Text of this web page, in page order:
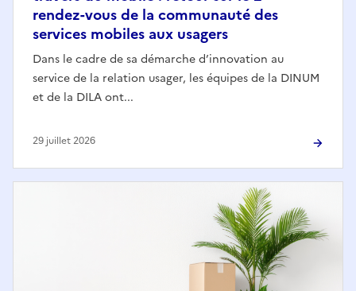
rendez-vous de la communauté des
services mobiles aux usagers
Dans le cadre de sa démarche d’innovation au
service de la relation usager, les équipes de la DINUM
et de la DILA ont...
29 juillet 2026